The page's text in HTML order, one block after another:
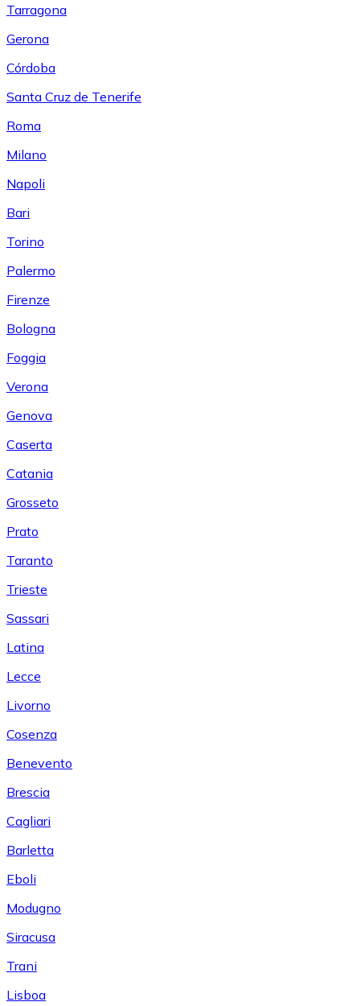
Tarragona
Gerona
Córdoba
Santa Cruz de Tenerife
Roma
Milano
Napoli
Bari
Torino
Palermo
Firenze
Bologna
Foggia
Verona
Genova
Caserta
Catania
Grosseto
Prato
Taranto
Trieste
Sassari
Latina
Lecce
Livorno
Cosenza
Benevento
Brescia
Cagliari
Barletta
Eboli
Modugno
Siracusa
Trani
Lisboa